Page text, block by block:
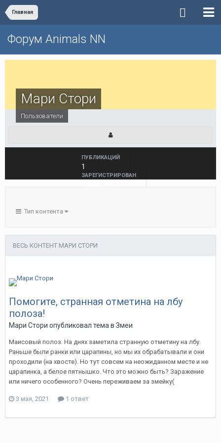
Главная
Форум Animals NN
Мари Стори
Пользователи
ПУБЛИКАЦИЙ
1
ЗАРЕГИСТРИРОВАН
Тип контента
ВЕСЬ КОНТЕНТ МАРИ СТОРИ
Помогите, странная отметина на лбу
полоза!
Мари Стори опубликовал тема в Змеи
Маисовый полоз. На днях заметила странную отметину на лбу.
Раньше были ранки или царапины, но мы их обрабатывали и они
проходили (на хвосте). Но тут совсем на неожиданном месте и не
царапинка, а белое пятнышко. Что это можно быть? Заражение
или ничего особенного? Очень переживаем за змейку(
3 мая, 2021 1 ответ